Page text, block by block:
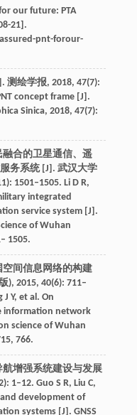
our future: PTA
21].
pnt-forour-
测绘学报, 2018, 47(7):
concept frame [J].
Sinica, 2018, 47(7):
合的卫星通信、遥
务系统 [J]. 武汉大学
1501–1505. Li D R,
integrated
service system [J].
of Wuhan
1505.
间信息网络的构建
), 2015, 40(6): 711–
J Y, et al. On
information network
science of Wuhan
766.
增强系统建设与发展
1–12. Guo S R, Liu C,
development of
systems [J]. GNSS